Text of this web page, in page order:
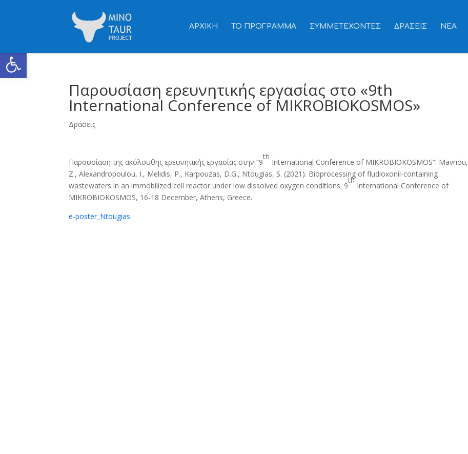
Ανοίξτε τη γραμμή εργαλείων
ΑΡΧΙΚΗ ΤΟ ΠΡΟΓΡΑΜΜΑ ΣΥΜΜΕΤΕΧΟΝΤΕΣ ΔΡΑΣΕΙΣ ΝΕΑ
Παρουσίαση ερευνητικής εργασίας στo «9th
International Conference of MIKROBIOKOSMOS»
Δράσεις
Παρουσίαση της ακόλουθης ερευνητικής εργασίας στην “9
th
International Conference of MIKROBIOKOSMOS”: Mavriou,
Z., Alexandropoulou, I., Melidis, P., Karpouzas, D.G., Ntougias, S. (2021). Bioprocessing of fludioxonil-containing
wastewaters in an immobilized cell reactor under low dissolved oxygen conditions. 9
th
International Conference of
MIKROBIOKOSMOS, 16-18 December, Athens, Greece.
e-poster_Ntougias